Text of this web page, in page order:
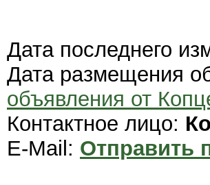
Дата последнего
Дата размещения
объявления от
Контактное лицо:
E-Mail: Отправить